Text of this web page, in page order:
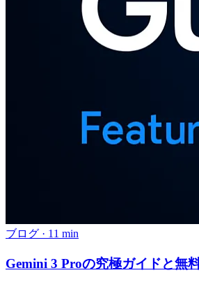
ブログ · 11 min
Gemini 3 Proの究極ガイドと無